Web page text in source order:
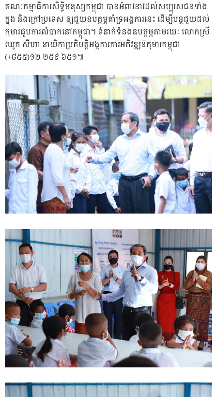
គណៈកម្មាធិការសិទ្ធិមនុស្សកម្ពុជា បានអំពាវនាវដល់សប្បុរសជនទាំង
ក្នុង និងក្រៅប្រទេស ឲ្យជួយឧបត្ថម្ភគាំទ្រអង្គការនេះ ដើម្បីបន្តជួយដល់
កុមារជួបការលំបាកនៅកម្ពុជា។ ទំនាក់ទំនងឧបត្ថម្ភតាមរយៈ លោកស្រី
ឈូក សីហា នាយិកាប្រតិបត្តិអង្គការការអភិវឌ្ឍន៍កុមារកម្ពុជា
(+៨៥៥)១២ ២៥៩ ៦៥១៕